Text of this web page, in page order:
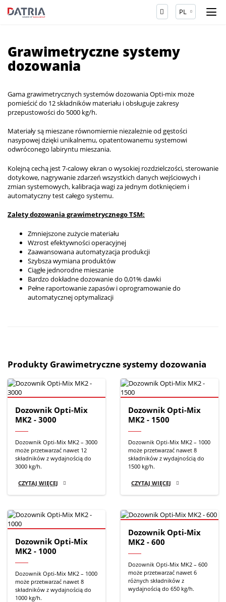
PL
Grawimetryczne systemy
dozowania
Gama grawimetrycznych systemów dozowania Opti-mix może
pomieścić do 12 składników materiału i obsługuje zakresy
przepustowości do 5000 kg/h.
Materiały są mieszane równomiernie niezależnie od gęstości
nasypowej dzięki unikalnemu, opatentowanemu systemowi
odwróconego labiryntu mieszania.
Kolejną cechą jest 7-calowy ekran o wysokiej rozdzielczości, sterowanie
dotykowe, nagrywanie zdarzeń wszystkich danych wejściowych i
zmian systemowych, kalibracja wagi za jednym dotknięciem i
automatyczny test całego systemu.
Zalety dozowania grawimetrycznego TSM:
Zmniejszone zużycie materiału
Wzrost efektywności operacyjnej
Zaawansowana automatyzacja produkcji
Szybsza wymiana produktów
Ciągłe jednorodne mieszanie
Bardzo dokładne dozowanie do 0,01% dawki
Pełne raportowanie zapasów i oprogramowanie do
automatycznej optymalizacji
Produkty Grawimetryczne systemy dozowania
Dozownik Opti-Mix
MK2 - 3000
Dozownik Opti-Mix MK2 – 3000
może przetwarzać nawet 12
składników z wydajnością do
3000 kg/h.
CZYTAJ WIĘCEJ
Dozownik Opti-Mix
MK2 - 1500
Dozownik Opti-Mix MK2 – 1000
może przetwarzać nawet 8
składników z wydajnością do
1500 kg/h.
CZYTAJ WIĘCEJ
Dozownik Opti-Mix
MK2 - 1000
Dozownik Opti-Mix MK2 – 1000
może przetwarzać nawet 8
składników z wydajnością do
1000 kg/h.
Dozownik Opti-Mix
MK2 - 600
Dozownik Opti-Mix MK2 – 600
może przetwarzać nawet 6
różnych składników z
wydajnością do 650 kg/h.